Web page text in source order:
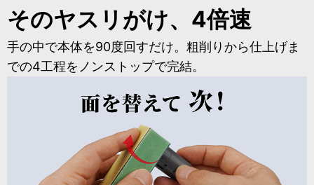
そのヤスリがけ、4倍速
手の中で本体を90度回すだけ。粗削りから仕上げま
での4工程をノンストップで完結。